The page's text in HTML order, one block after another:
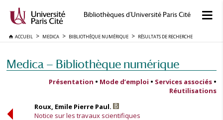
Bibliothèques d'Université Paris Cité
ACCUEIL MEDICA BIBLIOTHÈQUE NUMÉRIQUE RÉSULTATS DE RECHERCHE
Medica — Bibliothèque numérique
Présentation • Mode d’emploi • Services associés •
Réutilisations
Roux, Emile Pierre Paul.
Notice sur les travaux scientifiques